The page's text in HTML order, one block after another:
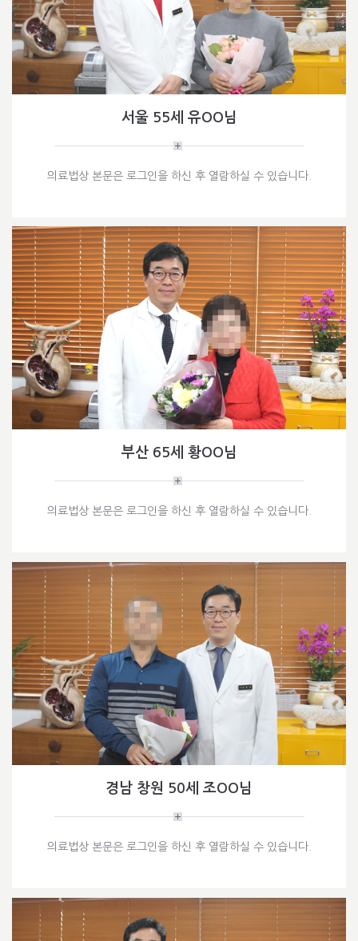
서울 55세 유OO님
의료법상 본문은 로그인을 하신 후 열람하실 수 있습니다.
부산 65세 황OO님
의료법상 본문은 로그인을 하신 후 열람하실 수 있습니다.
경남 창원 50세 조OO님
의료법상 본문은 로그인을 하신 후 열람하실 수 있습니다.